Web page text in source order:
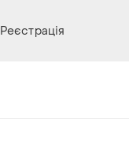
Реєстрація